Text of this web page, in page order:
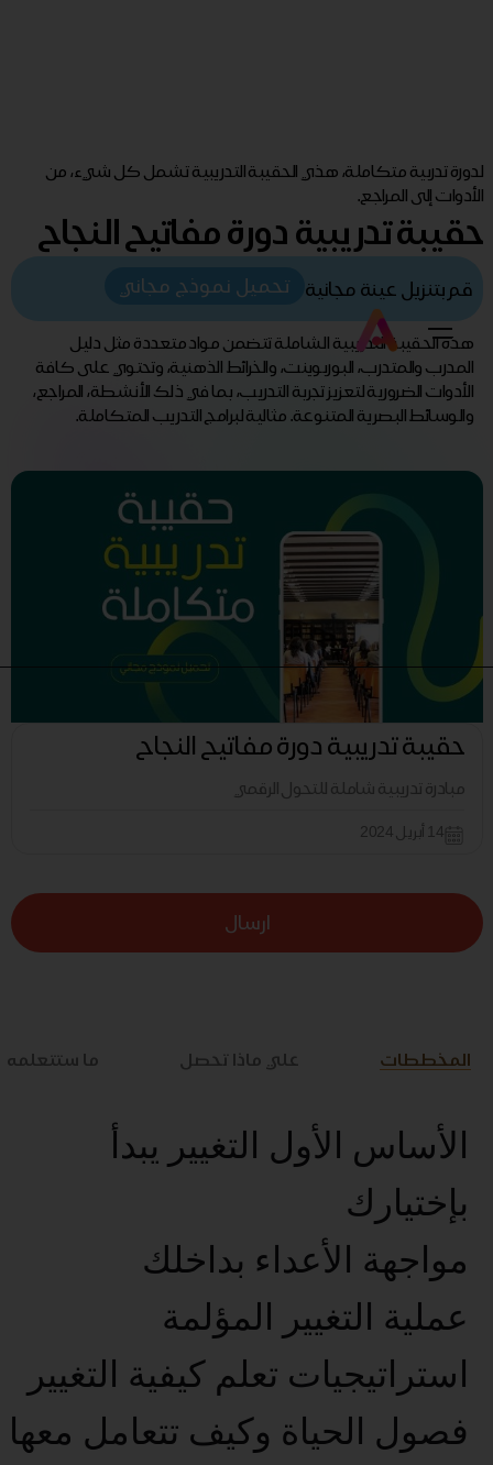
لدورة تدربية متكاملة، هذي الحقيبة التدريبية تشمل كل شيء، من
الأدوات إلى المراجع.
حقيبة تدريبية دورة مفاتيح النجاح
قم بتنزيل عينة مجانية تحميل نموذج مجاني
هذه الحقيبة التدريبية الشاملة تتضمن مواد متعددة مثل دليل
المدرب والمتدرب، البوربوينت، والخرائط الذهنية، وتحتوي على كافة
الأدوات الضرورية لتعزيز تجربة التدريب، بما في ذلك الأنشطة، المراجع،
والوسائط البصرية المتنوعة. مثالية لبرامج التدريب المتكاملة.
حقيبة تدريبية دورة مفاتيح النجاح
مبادرة تدريبية شاملة للتحول الرقمي
14 أبريل 2024
ارسال
المخططات علي ماذا تحصل ما ستتعلمه
الأساس الأول التغيير يبدأ
بإختيارك
مواجهة الأعداء بداخلك
عملية التغيير المؤلمة
استراتيجيات تعلم كيفية التغيير
فصول الحياة وكيف تتعامل معها